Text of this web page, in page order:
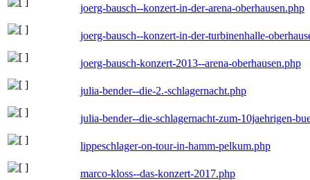
joerg-bausch--konzert-in-der-arena-oberhausen.php
joerg-bausch--konzert-in-der-turbinenhalle-
joerg-bausch-konzert-2013--arena-oberhausen.php
julia-bender--die-2.-schlagernacht.php
julia-bender--die-schlagernacht-zum-10jaehrigen-
lippeschlager-on-tour-in-hamm-pelkum.php
marco-kloss--das-konzert-2017.php